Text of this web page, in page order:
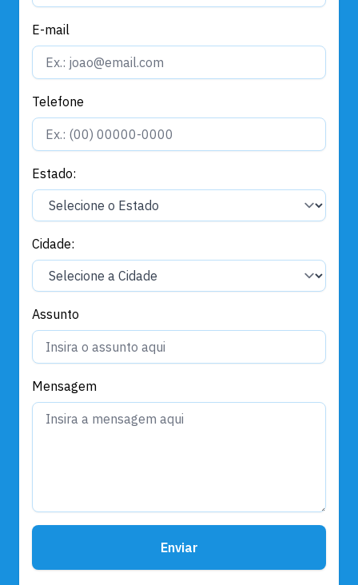
E-mail
Telefone
Estado:
Cidade:
Assunto
Mensagem
Enviar